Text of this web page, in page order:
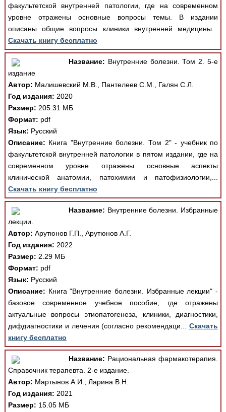
факультетской внутренней патологии, где на современном
уровне отражены основные вопросы темы. В издании
описаны общие вопросы клиники внутренней медицины...
Скачать книгу бесплатно
Название: Внутренние болезни. Том 2. 5-е
издание
Автор: Малишевский М.В., Пантелеев С.М., Галян С.Л.
Год издания: 2020
Размер: 205.31 МБ
Формат: pdf
Язык: Русский
Описание: Книга "Внутренние болезни. Том 2" - учебник по
факультетской внутренней патологии в пятом издании, где на
современном уровне отражены основные аспекты
клинической анатомии, патохимии и патофизиологии,...
Скачать книгу бесплатно
Название: Внутренние болезни. Избранные
лекции.
Автор: Арутюнов Г.П., Арутюнов А.Г.
Год издания: 2022
Размер: 2.29 МБ
Формат: pdf
Язык: Русский
Описание: Книга "Внутренние болезни. Избранные лекции" -
базовое современное учебное пособие, где отражены
актуальные вопросы этиопатогенеза, клиники, диагностики,
дифдиагностики и лечения (согласно рекомендаци...Скачать
книгу бесплатно
Название: Рациональная фармакотерапия.
Справочник терапевта. 2-е издание.
Автор: Мартынов А.И., Ларина В.Н.
Год издания: 2021
Размер: 15.05 МБ